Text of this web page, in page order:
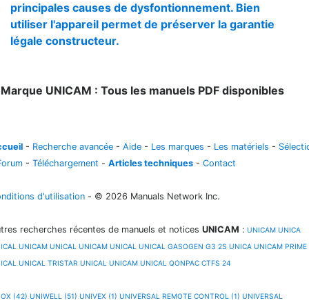
principales causes de dysfontionnement. Bien
utiliser l'appareil permet de préserver la garantie
légale constructeur.
Marque UNICAM : Tous les manuels PDF disponibles
- Recherche avancée - Aide - Les marques - Les matériels -
- Téléchargement - Articles techniques - Contact
d'utilisation - © 2026 Manuals Network Inc.
recherches récentes de manuels et notices UNICAM : UNICAM UNICA
UNICAM UNICAL UNICAM UNICAL UNICAL GASOGEN G3 2S UNICA UNICAM PRIME
UNICAL TRISTAR UNICAL UNICAM UNICAL QONPAC CTFS 24
(42) UNIWELL (51) UNIVEX (1) UNIVERSAL REMOTE CONTROL (1) UNIVERSAL